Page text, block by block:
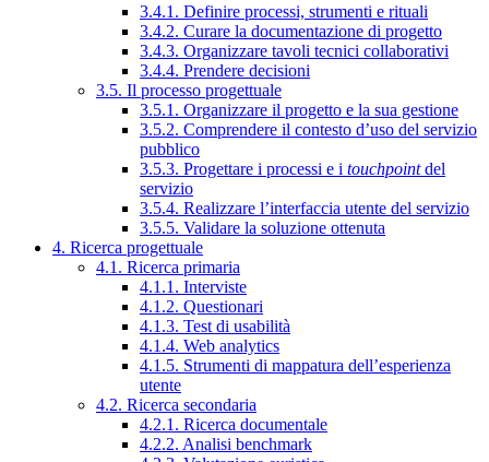
3.4.1. Definire processi, strumenti e rituali
3.4.2. Curare la documentazione di progetto
3.4.3. Organizzare tavoli tecnici collaborativi
3.4.4. Prendere decisioni
3.5. Il processo progettuale
3.5.1. Organizzare il progetto e la sua gestione
3.5.2. Comprendere il contesto d’uso del servizio
pubblico
3.5.3. Progettare i processi e i touchpointdel
servizio
3.5.4. Realizzare l’interfaccia utente del servizio
3.5.5. Validare la soluzione ottenuta
4. Ricerca progettuale
4.1. Ricerca primaria
4.1.1. Interviste
4.1.2. Questionari
4.1.3. Test di usabilità
4.1.4. Web analytics
4.1.5. Strumenti di mappatura dell’esperienza
utente
4.2. Ricerca secondaria
4.2.1. Ricerca documentale
4.2.2. Analisi benchmark